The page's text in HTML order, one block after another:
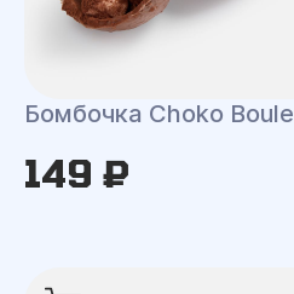
Бомбочка Choko Boule
149 ₽